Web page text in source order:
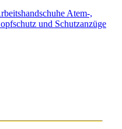
Atem-,
und Schutzanzüge